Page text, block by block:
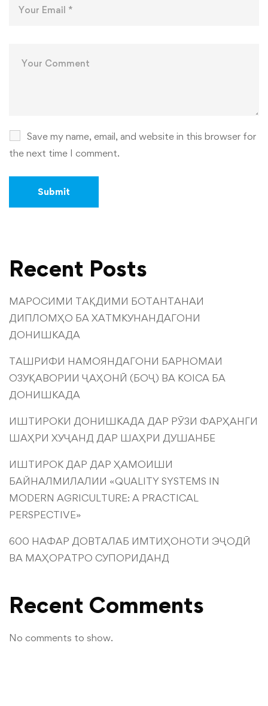
Save my name, email, and website in this browser for
the next time I comment.
Recent Posts
МАРОСИМИ ТАҚДИМИ БОТАНТАНАИ
ДИПЛОМҲО БА ХАТМКУНАНДАГОНИ
ДОНИШКАДА
ТАШРИФИ НАМОЯНДАГОНИ БАРНОМАИ
ОЗУҚАВОРИИ ҶАҲОНӢ (БОҶ) ВА KOICA БА
ДОНИШКАДА
ИШТИРОКИ ДОНИШКАДА ДАР РӮЗИ ФАРҲАНГИ
ШАҲРИ ХУҶАНД ДАР ШАҲРИ ДУШАНБЕ
ИШТИРОК ДАР ДАР ҲАМОИШИ
БАЙНАЛМИЛАЛИИ «QUALITY SYSTEMS IN
MODERN AGRICULTURE: A PRACTICAL
PERSPECTIVE»
600 НАФАР ДОВТАЛАБ ИМТИҲОНОТИ ЭҶОДӢ
ВА МАҲОРАТРО СУПОРИДАНД
Recent Comments
No comments to show.